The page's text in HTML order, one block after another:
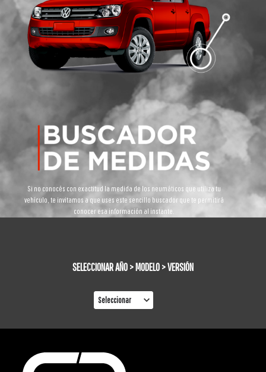
Si no conocés con exactitud la medida de los neumáticos que utiliza tu
vehículo, te invitamos a que uses este sencillo buscador que te permitirá
conocer esa información al instante.
SELECCIONAR AÑO > MODELO > VERSIÓN